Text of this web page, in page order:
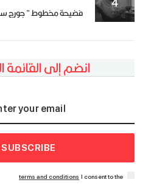
فضيحة مخطوط ” جورج
انضم إلى القائمة
SUBSCRIBE
I consent to the
terms and conditions